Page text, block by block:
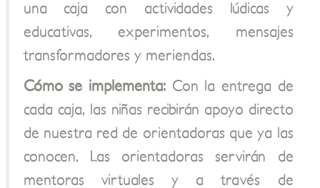
una caja con actividades lúdicas y
educativas, experimentos, mensajes
transformadores y meriendas.
Cómo se implementa: Con la entrega de
cada caja, las niñas recibirán apoyo directo
de nuestra red de orientadoras que ya las
conocen. Las orientadoras servirán de
mentoras virtuales y a través de